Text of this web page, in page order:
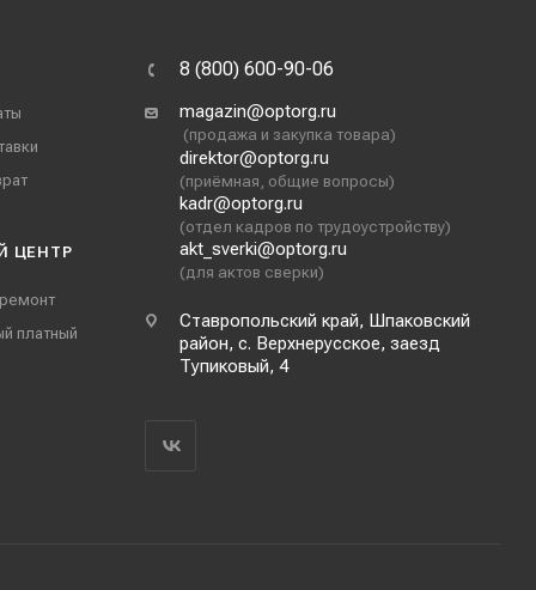
ЦЕНТР
платный
8 (800) 600-90-06
magazin@optorg.ru
(продажа и закупка товара)
direktor@optorg.ru
(приёмная, общие вопросы)
kadr@optorg.ru
(отдел кадров по трудоустройству)
akt_sverki@optorg.ru
(для актов сверки)
Ставропольский край, Шпаковский
район, с. Верхнерусское, заезд
Тупиковый, 4